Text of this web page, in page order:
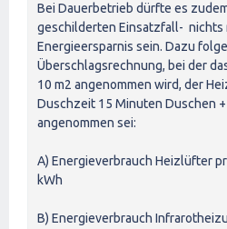
Bei Dauerbetrieb dürfte es
geschilderten Einsatzfall- nichts
Energieersparnis sein. Dazu
Überschlagsrechnung, bei der
10 m2 angenommen wird, der
Duschzeit 15 Minuten Duschen
angenommen sei:
A) Energieverbrauch Heizlüfter
kWh
B) Energieverbrauch